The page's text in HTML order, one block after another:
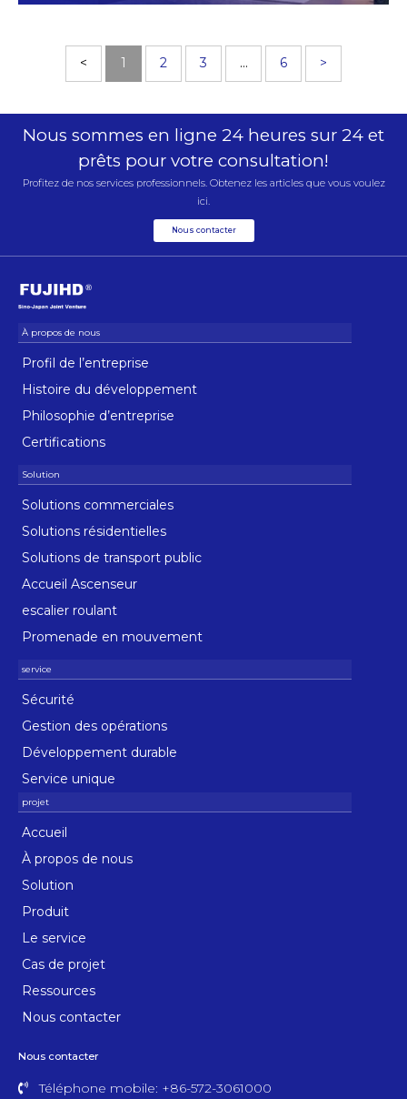
< 1 2 3 … 6 >
Nous sommes en ligne 24 heures sur 24 et
prêts pour votre consultation!
Profitez de nos services professionnels. Obtenez les articles que vous voulez
ici.
Nous contacter
Profil de l’entreprise
Histoire du développement
Philosophie d’entreprise
Certifications
Solutions commerciales
Solutions résidentielles
Solutions de transport public
Accueil Ascenseur
escalier roulant
Promenade en mouvement
Sécurité
Gestion des opérations
Développement durable
Service unique
Accueil
À propos de nous
Solution
Produit
Le service
Cas de projet
Ressources
Nous contacter
Nous contacter
Téléphone mobile: +86-572-3061000